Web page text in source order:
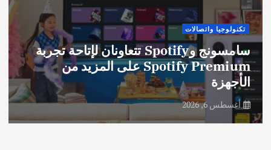
تكنولوجيا واتصالات
سامسونج وSpotify تتعاونان لإتاحة تجربة
Spotify Premium على المزيد من
الأجهزة
أغسطس 6, 2026